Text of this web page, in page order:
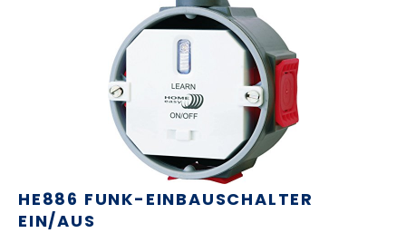
HE886 FUNK-EINBAUSCHALTER
EIN/AUS